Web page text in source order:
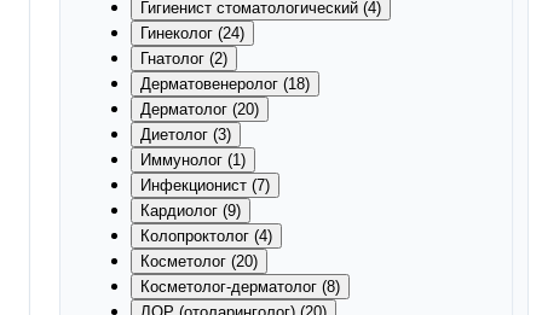
Гигиенист стоматологический (4)
Гинеколог (24)
Гнатолог (2)
Дерматовенеролог (18)
Дерматолог (20)
Диетолог (3)
Иммунолог (1)
Инфекционист (7)
Кардиолог (9)
Колопроктолог (4)
Косметолог (20)
Косметолог-дерматолог (8)